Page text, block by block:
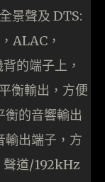
景聲及 DTS:
ALAC，
的端子上，
衡輸出，方便
衡的音響輸出
輸出端子，方
聲道/192kHz